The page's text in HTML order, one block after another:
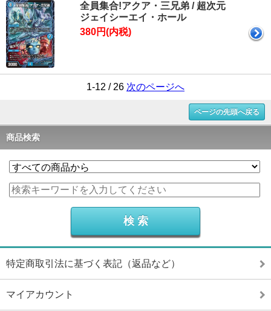
全員集合!アクア・三兄弟 / 超次元
ジェイシーエイ・ホール
380円(内税)
1-12 / 26 次のページへ
ページの先頭へ戻る
商品検索
特定商取引法に基づく表記（返品など）
マイアカウント